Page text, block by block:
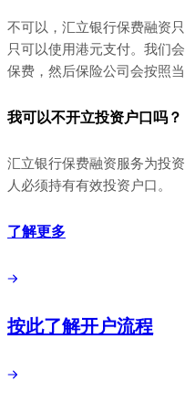
不可以，汇立银行保费融资
只可以使用港元支付。我们
保费，然后保险公司会按照
我可以不开立投资户口吗？
汇立银行保费融资服务为投
人必须持有有效投资户口。
了解更多
按此了解开户流程